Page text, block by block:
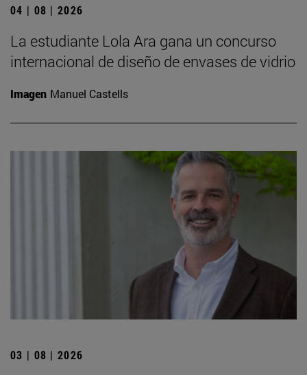
04 | 08 | 2026
La estudiante Lola Ara gana un concurso
internacional de diseño de envases de vidrio
Imagen Manuel Castells
03 | 08 | 2026